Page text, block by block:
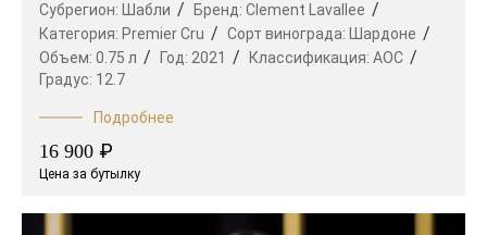
Субрегион: Шабли Бренд: Clement Lavallee
Категория: Premier Cru Сорт винограда: Шардоне
Объем: 0.75 л Год: 2021 Классификация: AOC
Градус: 12.7
Подробнее
16 900 ₽
Цена за бутылку